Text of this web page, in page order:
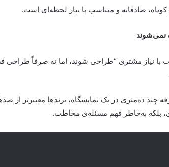
صادقانه و متناسب با نیاز لحظه‌ای است.
نمی‌شوند
با نیاز مشتری “طراحی شوند، اما نه صرفاً طراحی
چند ده‌متری در یک نمایشگاه، برندها معتبرتر از
بلکه به‌خاطر فهم مسئله‌ی مخاطب.